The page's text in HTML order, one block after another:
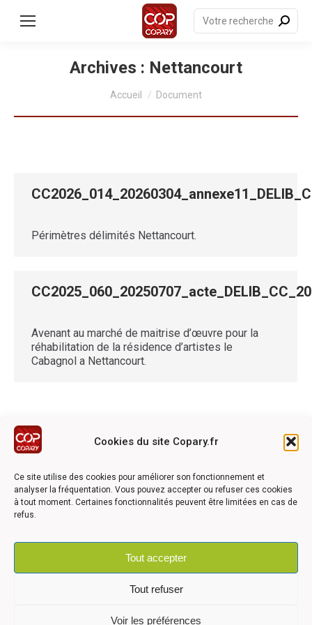
Cookies du site Copary.fr
Ce site utilise des cookies pour améliorer son fonctionnement et
analyser la fréquentation. Vous pouvez accepter ou refuser ces cookies
à tout moment. Certaines fonctionnalités peuvent être limitées en cas de
refus.
Tout accepter
Tout refuser
Voir les préférences
principal
Recherche
:
Archives : Nettancourt
Accueil Document
Périmètres délimités Nettancourt.
Avenant au marché de maitrise d’œuvre pour la
réhabilitation de la résidence d’artistes le
Cabagnol a Nettancourt.
Ce site a été réalisé avec le soutien financier de l'Union
Pays Barrois